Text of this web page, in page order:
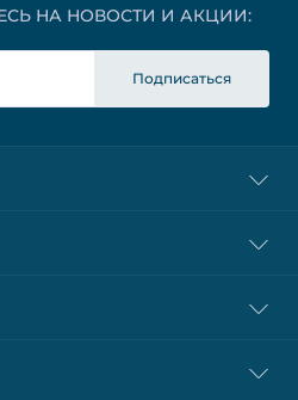
НА НОВОСТИ И АКЦИИ:
Подписаться